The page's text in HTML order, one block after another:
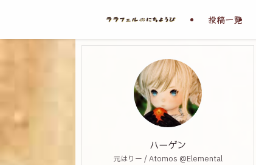
投稿一覧
ハーゲン
元はりー / Atomos @Elemental